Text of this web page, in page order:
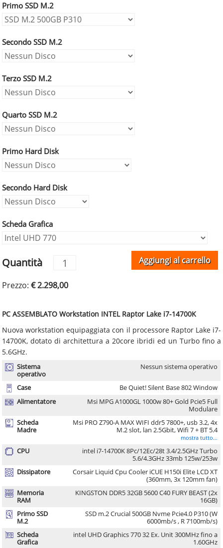
Primo SSD M.2
Secondo SSD M.2
Terzo SSD M.2
Quarto SSD M.2
Primo Hard Disk
Secondo Hard Disk
Scheda Grafica
Quantità Aggiungi al carrello
Prezzo: € 2.298,00
PC ASSEMBLATO Workstation INTEL Raptor Lake i7-14700K
Nuova workstation equipaggiata con il processore Raptor Lake i7-
14700K, dotato di architettura a 20core ibridi ed un Turbo fino a
5.6GHz.
Sistema
operativo
Nessun sistema operativo
Case
Be Quiet! Silent Base 802 Window
Alimentatore
Msi MPG A1000GL 1000w 80+ Gold Pcie5 Full
Modulare
Scheda
Madre
Msi PRO Z790-A MAX WIFI ddr5 7800+, usb 3.2, 4x
M.2 slot, lan 2.5Gbit, Wifi 7 + BT 5.4
mostra tutto…
CPU
intel i7-14700K 8Pc/12Ec/28t 3.4/2.5GHz Turbo
5.6/4.3GHz 33mb 125w/253w
Dissipatore
Corsair Liquid Cpu Cooler iCUE H150i Elite LCD XT
(360mm, 3x 120mm fan)
Memoria
RAM
KINGSTON DDR5 32GB 5600 C40 FURY BEAST (2x
16GB)
Primo SSD
M.2
SSD m.2 Crucial 500GB Nvme Pcie4.0 P310 (W
6000mb/s , R 7100mb/s)
Scheda
Grafica
intel UHD Graphics 770 32 Ex. Unit 300MHz fino a
1.60GHz